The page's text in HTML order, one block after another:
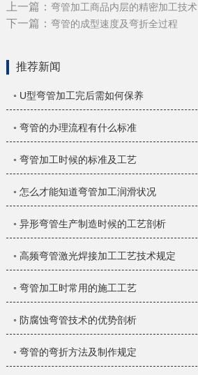
上一篇： 弯管加工商品内层的精密加工技术
下一篇： 弯管的成型速度及弯折全过程
推荐新闻
◦ U型弯管加工完后需如何保养
◦ 弯管的办理流程有什么标准
◦ 弯管加工时候的标准及工艺
◦ 怎么才能知道弯管加工润滑状况
◦ 异形弯管生产制造时候的工艺剖析
◦ 高频弯管激光焊接加工工艺技术规定
◦ 弯管加工时常用的施工工艺
◦ 防腐蚀弯管技术的优势剖析
◦ 弯管的弯折方法及制作规定